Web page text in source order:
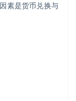
素是货币兑换与